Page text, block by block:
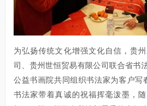
为弘扬传统文化增强文化自信，贵
司、贵州世恒贸易有限公司联合省书
公益书画院共同组织书法家为客户写
书法家带着真诚的祝福挥毫泼墨，